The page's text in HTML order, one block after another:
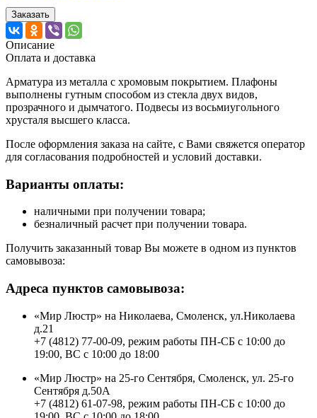
Заказать
Описание
Оплата и доставка
Арматура из металла с хромовым покрытием. Плафоны
выполнены гутным способом из стекла двух видов,
прозрачного и дымчатого. Подвесы из восьмиугольного
хрусталя высшего класса.
После оформления заказа на сайте, с Вами свяжется оператор
для согласования подробностей и условий доставки.
Варианты оплаты:
наличными при получении товара;
безналичный расчет при получении товара.
Получить заказанный товар Вы можете в одном из пунктов
самовывоза:
Адреса пунктов самовывоза:
«Мир Люстр» на Николаева, Смоленск, ул.Николаева
д.21
+7 (4812) 77-00-09, режим работы ПН-СБ с 10:00 до
19:00, ВС с 10:00 до 18:00
«Мир Люстр» на 25-го Сентября, Смоленск, ул. 25-го
Сентября д.50А
+7 (4812) 61-07-98, режим работы ПН-СБ с 10:00 до